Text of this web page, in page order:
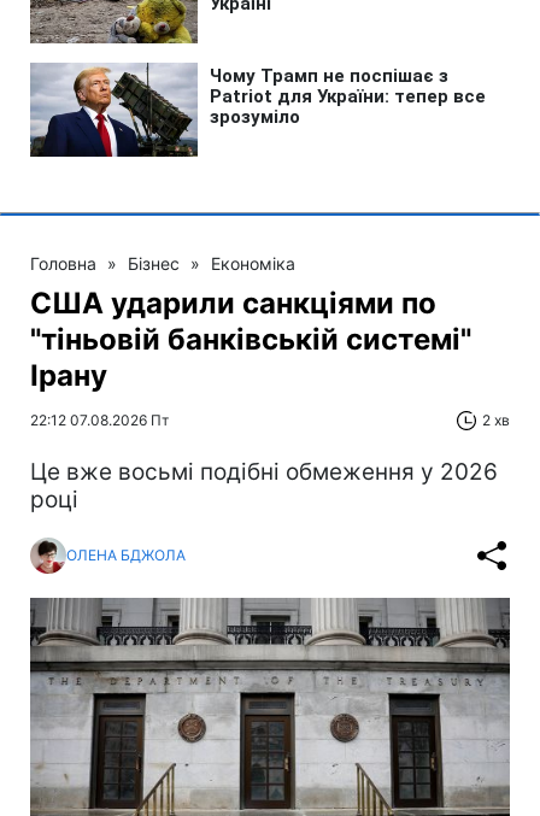
Головна » Бізнес » Економіка
США ударили санкціями по
"тіньовій банківській системі"
Ірану
22:12 07.08.2026 Пт 2 хв
Це вже восьмі подібні обмеження у 2026
році
ОЛЕНА БДЖОЛА